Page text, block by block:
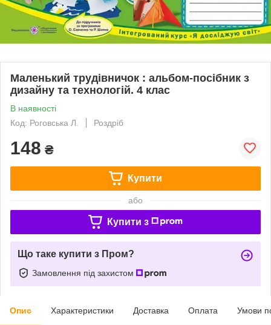
Маленький трудівничок : альбом-посібник з
дизайну та технологій. 4 клас
В наявності
Код: Роговська Л.
Роздріб
148 ₴
Купити
або
Купити з
Що таке купити з Пром?
Замовлення під захистом
Опис Характеристики Доставка Оплата Умови